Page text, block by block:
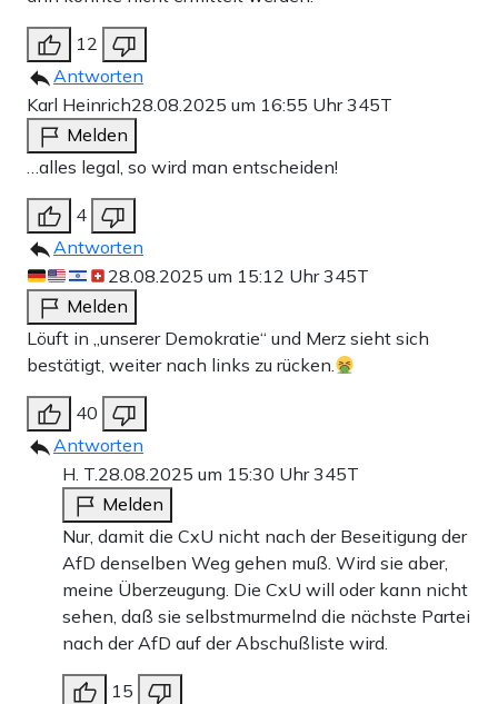
12
Antworten
Karl Heinrich28.08.2025 um 16:55 Uhr345T
Melden
…alles legal, so wird man entscheiden!
4
Antworten
28.08.2025 um 15:12 Uhr345T
Melden
Löuft in „unserer Demokratie“ und Merz sieht sich
bestätigt, weiter nach links zu rücken.
40
Antworten
H. T.28.08.2025 um 15:30 Uhr345T
Melden
Nur, damit die CxU nicht nach der Beseitigung der
AfD denselben Weg gehen muß. Wird sie aber,
meine Überzeugung. Die CxU will oder kann nicht
sehen, daß sie selbstmurmelnd die nächste Partei
nach der AfD auf der Abschußliste wird.
15